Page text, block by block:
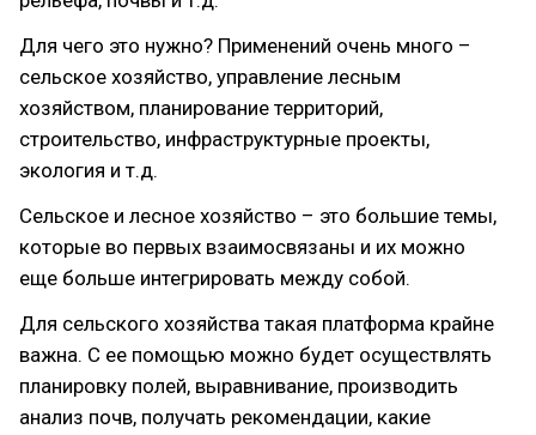
Для чего это нужно? Применений очень много –
сельское хозяйство, управление лесным
хозяйством, планирование территорий,
строительство, инфраструктурные проекты,
экология и т.д.
Сельское и лесное хозяйство – это большие темы,
которые во первых взаимосвязаны и их можно
еще больше интегрировать между собой.
Для сельского хозяйства такая платформа крайне
важна. С ее помощью можно будет осуществлять
планировку полей, выравнивание, производить
анализ почв, получать рекомендации, какие